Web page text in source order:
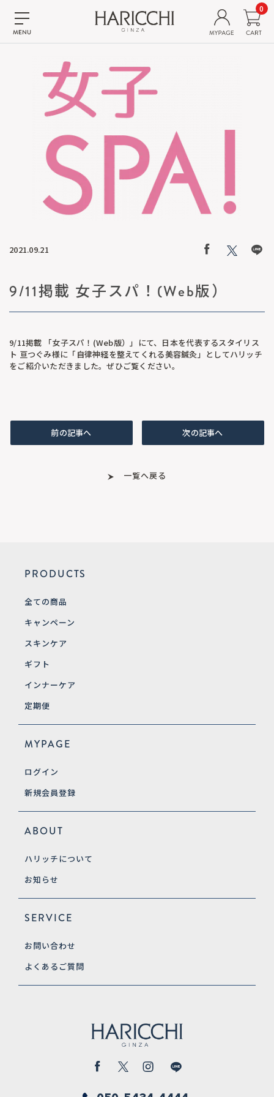
0
2021.09.21
9/11掲載 女子スパ！(Web版）
9/11掲載 「女子スパ！(Web版）」にて、日本を代表するスタイリス
ト 亘つぐみ様に「自律神経を整えてくれる美容鍼灸」としてハリッチ
をご紹介いただきました。ぜひご覧ください。
前の記事へ
一覧へ戻る
次の記事へ
PRODUCTS
全ての商品
キャンペーン
スキンケア
ギフト
インナーケア
定期便
MYPAGE
ログイン
新規会員登録
ABOUT
ハリッチについて
お知らせ
SERVICE
お問い合わせ
よくあるご質問